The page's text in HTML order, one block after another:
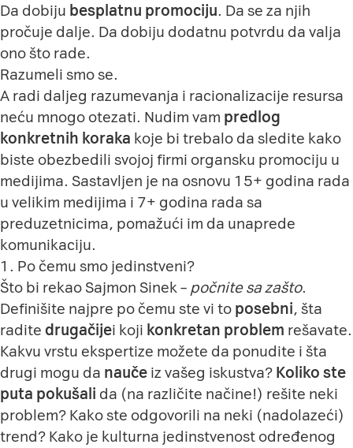
Da dobiju besplatnu promociju. Da se za njih
pročuje dalje. Da dobiju dodatnu potvrdu da valja
ono što rade.
Razumeli smo se.
A radi daljeg razumevanja i racionalizacije resursa
neću mnogo otezati. Nudim vam predlog
konkretnih koraka koje bi trebalo da sledite kako
biste obezbedili svojoj firmi organsku promociju u
medijima. Sastavljen je na osnovu 15+ godina rada
u velikim medijima i 7+ godina rada sa
preduzetnicima, pomažući im da unaprede
komunikaciju.
1. Po čemu smo jedinstveni?
Što bi rekao Sajmon Sinek – počnite sa zašto.
Definišite najpre po čemu ste vi to posebni, šta
radite drugačijei koji konkretan problem rešavate.
Kakvu vrstu ekspertize možete da ponudite i šta
drugi mogu da nauče iz vašeg iskustva? Koliko ste
puta pokušali da (na različite načine!) rešite neki
problem? Kako ste odgovorili na neki (nadolazeći)
trend? Kako je kulturna jedinstvenost određenog